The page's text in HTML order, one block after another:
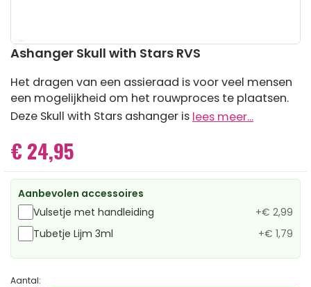
Ga
het
begin
van
de
Ashanger Skull with Stars RVS
Het dragen van een assieraad is voor veel mensen
een mogelijkheid om het rouwproces te plaatsen.
Deze Skull with Stars ashanger is lees meer...
€ 24,95
Aanbevolen accessoires
Vulsetje met handleiding
+€ 2,99
Tubetje Lijm 3ml
+€ 1,79
Aantal: